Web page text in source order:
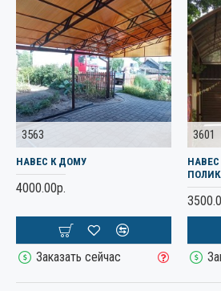
3563
НАВЕС К ДОМУ
4000.00р.
Заказать сейчас
3601